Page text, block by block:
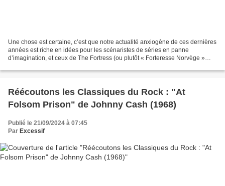
Une chose est certaine, c’est que notre actualité anxiogène de ces dernières
années est riche en idées pour les scénaristes de séries en panne
d’imagination, et ceux de The Fortress (ou plutôt « Forteresse Norvège »
Réécoutons les Classiques du Rock : "At
Folsom Prison" de Johnny Cash (1968)
Publié le 21/09/2024 à 07:45
Par Excessif